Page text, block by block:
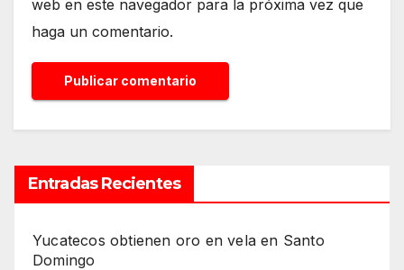
web en este navegador para la próxima vez que
haga un comentario.
Entradas Recientes
Yucatecos obtienen oro en vela en Santo
Domingo